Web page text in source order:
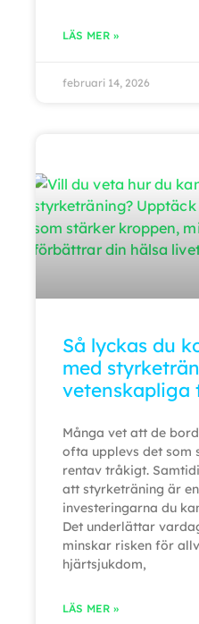
LÄS MER »
februari 14, 2026
Så lyckas du
med
vetenskapliga
Många vet att de
ofta upplevs det som
rentav tråkigt.
att styrketräning är
investeringarna du
Det underlättar
minskar risken för
hjärtsjukdom,
LÄS MER »